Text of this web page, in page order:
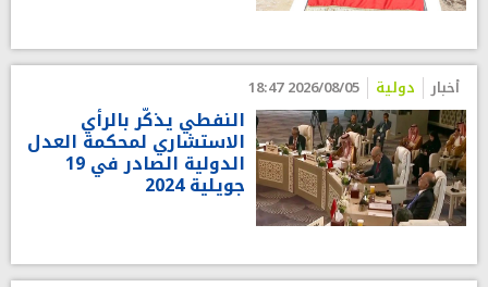
أخبار دولية 2026/08/05 18:47
النفطي يذكّر بالرأي
الاستشاري لمحكمة العدل
الدولية الصادر في 19
جويلية 2024